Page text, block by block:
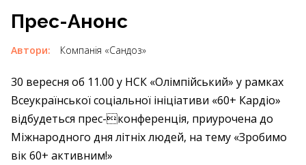
Прес-Анонс
Автори: Компанія «Сандоз»
30 вересня об 11.00 у НСК «Олімпійський» у рамках
Всеукраїнської соціальної ініціативи «60+ Кардіо»
відбудеться прес-конференція, приурочена до
Міжнародного дня літніх людей, на тему «Зробимо
вік 60+ активним!»